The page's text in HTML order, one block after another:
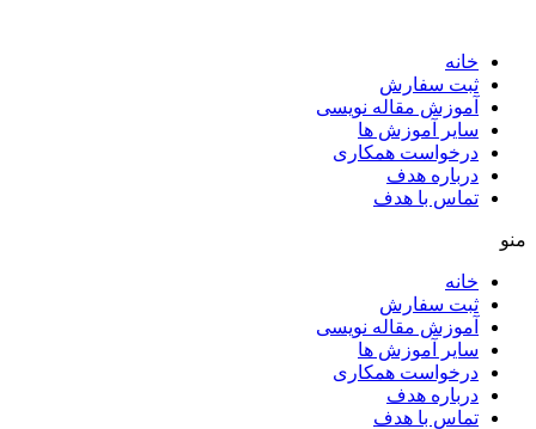
خانه
ثبت سفارش
آموزش مقاله نویسی
سایر آموزش ها
درخواست همکاری
درباره هدف
تماس با هدف
منو
خانه
ثبت سفارش
آموزش مقاله نویسی
سایر آموزش ها
درخواست همکاری
درباره هدف
تماس با هدف